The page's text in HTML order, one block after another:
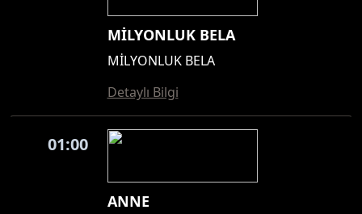
MİLYONLUK BELA
MİLYONLUK BELA
Detaylı Bilgi
01:00
ANNE